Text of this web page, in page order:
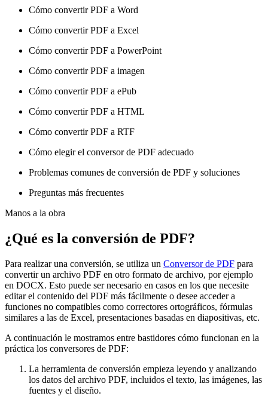
Cómo convertir PDF a Word
Cómo convertir PDF a Excel
Cómo convertir PDF a PowerPoint
Cómo convertir PDF a imagen
Cómo convertir PDF a ePub
Cómo convertir PDF a HTML
Cómo convertir PDF a RTF
Cómo elegir el conversor de PDF adecuado
Problemas comunes de conversión de PDF y soluciones
Preguntas más frecuentes
Manos a la obra
¿Qué es la conversión de PDF?
Para realizar una conversión, se utiliza un Conversor de PDF para
convertir un archivo PDF en otro formato de archivo, por ejemplo
en DOCX. Esto puede ser necesario en casos en los que necesite
editar el contenido del PDF más fácilmente o desee acceder a
funciones no compatibles como correctores ortográficos, fórmulas
similares a las de Excel, presentaciones basadas en diapositivas, etc.
A continuación le mostramos entre bastidores cómo funcionan en la
práctica los conversores de PDF:
La herramienta de conversión empieza leyendo y analizando
los datos del archivo PDF, incluidos el texto, las imágenes, las
fuentes y el diseño.